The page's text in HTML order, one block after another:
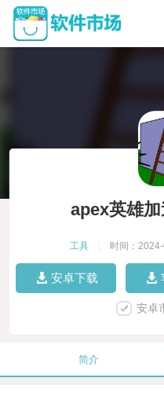
apex英雄
工具 时间：
安卓下载
安卓
简介